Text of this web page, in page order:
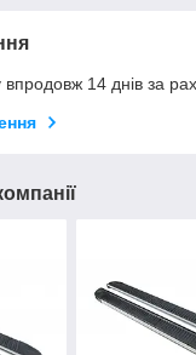
14 днів за